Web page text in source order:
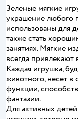
Зеленые мягкие
украшение любого
использованы для
также стать
занятиях. Мягкие
всегда
Каждая игрушка,
животного, несет в
функции,
фантазии.
Для активных